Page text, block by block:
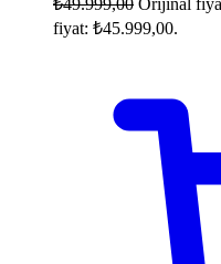
fiyat: ₺45.999,00.